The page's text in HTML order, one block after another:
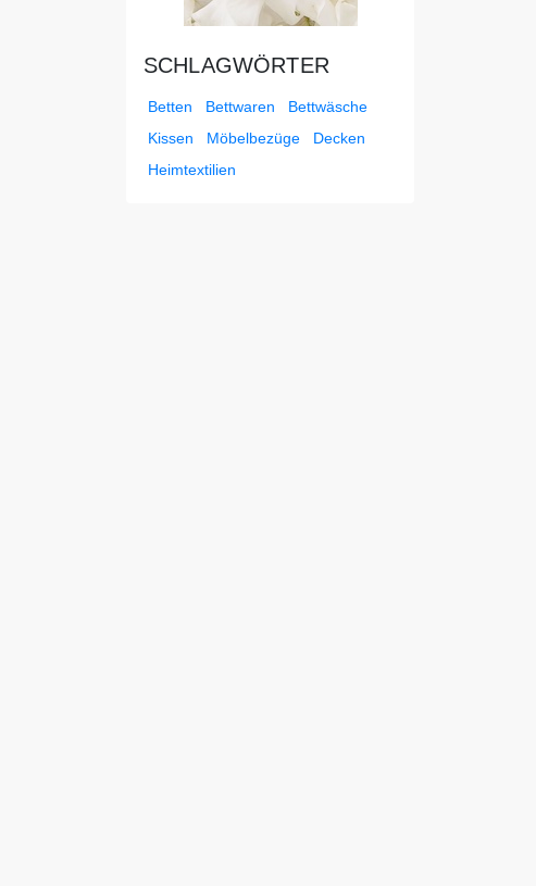
SCHLAGWÖRTER
Betten Bettwaren
Bettwäsche
Kissen
Möbelbezüge
Decken
Heimtextilien